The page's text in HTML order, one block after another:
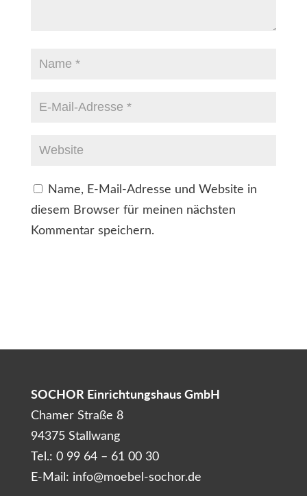
Name, E-Mail-Adresse und Website in
diesem Browser für meinen nächsten
Kommentar speichern.
SOCHOR Einrichtungshaus GmbH
Chamer Straße 8
94375 Stallwang
Tel.: 0 99 64 – 61 00 30
E-Mail: info@moebel-sochor.de